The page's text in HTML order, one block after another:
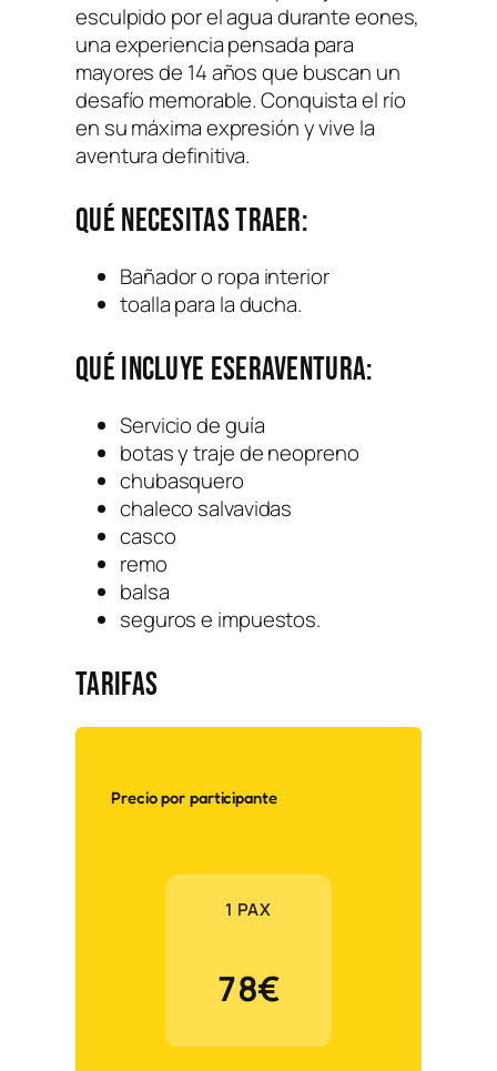
esculpido por el agua durante eones,
una experiencia pensada para
mayores de 14 años que buscan un
desafío memorable. Conquista el río
en su máxima expresión y vive la
aventura definitiva.
Qué necesitas traer:
Bañador o ropa interior
toalla para la ducha.
Qué incluye Eseraventura:
Servicio de guía
botas y traje de neopreno
chubasquero
chaleco salvavidas
casco
remo
balsa
seguros e impuestos.
Tarifas
Precio por participante
1 PAX
78€